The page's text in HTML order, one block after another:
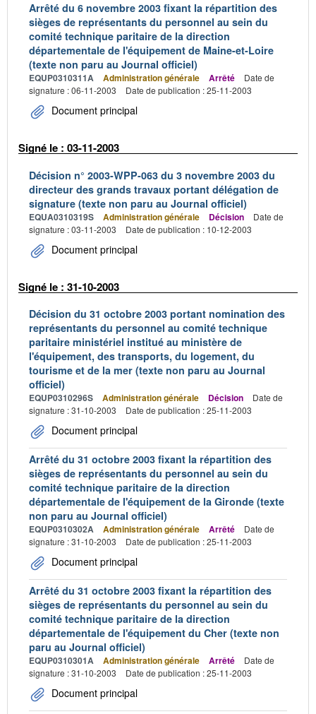
Arrêté du 6 novembre 2003 fixant la répartition des
sièges de représentants du personnel au sein du
comité technique paritaire de la direction
départementale de l'équipement de Maine-et-Loire
(texte non paru au Journal officiel)
EQUP0310311A Administration générale Arrêté
Date de
signature : 06-11-2003
Date de publication : 25-11-2003
Document principal
Signé le : 03-11-2003
Décision n° 2003-WPP-063 du 3 novembre 2003 du
directeur des grands travaux portant délégation de
signature (texte non paru au Journal officiel)
EQUA0310319S Administration générale Décision
Date de
signature : 03-11-2003
Date de publication : 10-12-2003
Document principal
Signé le : 31-10-2003
Décision du 31 octobre 2003 portant nomination des
représentants du personnel au comité technique
paritaire ministériel institué au ministère de
l'équipement, des transports, du logement, du
tourisme et de la mer (texte non paru au Journal
officiel)
EQUP0310296S Administration générale Décision
Date de
signature : 31-10-2003
Date de publication : 25-11-2003
Document principal
Arrêté du 31 octobre 2003 fixant la répartition des
sièges de représentants du personnel au sein du
comité technique paritaire de la direction
départementale de l'équipement de la Gironde (texte
non paru au Journal officiel)
EQUP0310302A Administration générale Arrêté
Date de
signature : 31-10-2003
Date de publication : 25-11-2003
Document principal
Arrêté du 31 octobre 2003 fixant la répartition des
sièges de représentants du personnel au sein du
comité technique paritaire de la direction
départementale de l'équipement du Cher (texte non
paru au Journal officiel)
EQUP0310301A Administration générale Arrêté
Date de
signature : 31-10-2003
Date de publication : 25-11-2003
Document principal